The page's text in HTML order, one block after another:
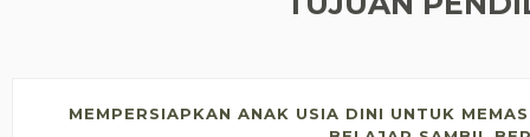
MEMPERSIAPKAN ANAK USIA DINI UNTUK